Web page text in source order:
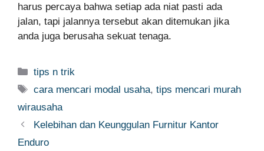
harus percaya bahwa setiap ada niat pasti ada
jalan, tapi jalannya tersebut akan ditemukan jika
anda juga berusaha sekuat tenaga.
Categories
tips n trik
Tags
cara mencari modal usaha,tips mencari murah
wirausaha
Kelebihan dan Keunggulan Furnitur Kantor
Enduro